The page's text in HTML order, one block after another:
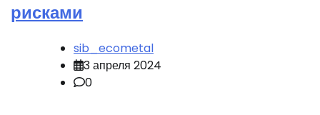
рисками
sib_ecometal
3 апреля 2024
0